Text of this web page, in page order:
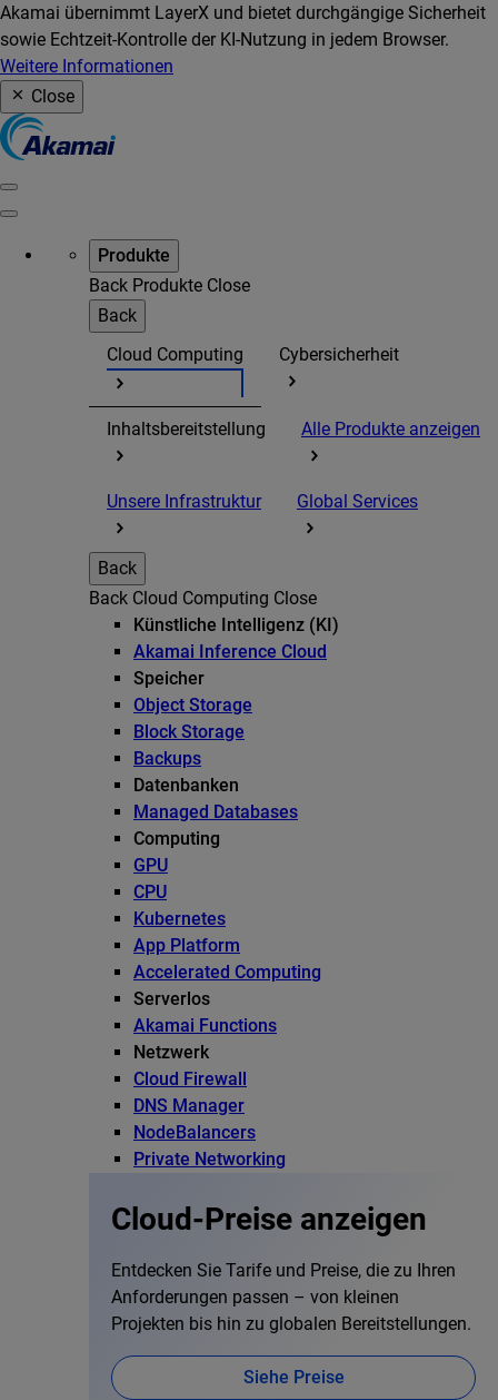
Akamai übernimmt LayerX und bietet durchgängige Sicherheit
sowie Echtzeit-Kontrolle der KI-Nutzung in jedem Browser.
Weitere Informationen
Close
Produkte
Back Produkte Close
Back
Cloud Computing
Cybersicherheit
Inhaltsbereitstellung Alle Produkte anzeigen
Unsere Infrastruktur Global Services
Back
Back Cloud Computing Close
Künstliche Intelligenz (KI)
Akamai Inference Cloud
Speicher
Object Storage
Block Storage
Backups
Datenbanken
Managed Databases
Computing
GPU
CPU
Kubernetes
App Platform
Accelerated Computing
Serverlos
Akamai Functions
Netzwerk
Cloud Firewall
DNS Manager
NodeBalancers
Private Networking
Cloud-Preise anzeigen
Entdecken Sie Tarife und Preise, die zu Ihren
Anforderungen passen – von kleinen
Projekten bis hin zu globalen Bereitstellungen.
Siehe Preise